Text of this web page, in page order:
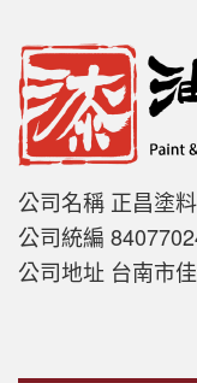
公司名稱 正昌塗
公司統編
公司地址 台南市